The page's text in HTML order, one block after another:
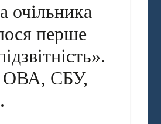
очільника
перше
ОВА, СБУ,